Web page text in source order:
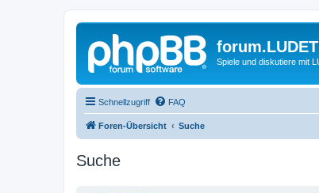
Spiele und diskutiere mit
Schnellzugriff FAQ
Foren-Übersicht Suche
Suche